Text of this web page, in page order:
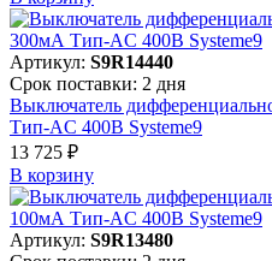
Артикул: S9R14440
Срок поставки: 2 дня
Выключатель
Тип-AC 400В Systeme9
13 725 ₽
В корзинy
Артикул: S9R13480